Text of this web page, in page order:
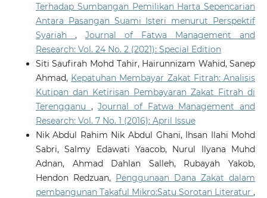
Terhadap Sumbangan Pemilikan Harta Sepencarian
Antara Pasangan Suami Isteri menurut Perspektif
Syariah , Journal of Fatwa Management and
Research: Vol. 24 No. 2 (2021): Special Edition
Siti Saufirah Mohd Tahir, Hairunnizam Wahid, Sanep
Ahmad, Kepatuhan Membayar Zakat Fitrah: Analisis
Kutipan dan Ketirisan Pembayaran Zakat Fitrah di
Terengganu ,Journal of Fatwa Management and
Research: Vol. 7 No. 1 (2016): April Issue
Nik Abdul Rahim Nik Abdul Ghani, Ihsan Ilahi Mohd
Sabri, Salmy Edawati Yaacob, Nurul Ilyana Muhd
Adnan, Ahmad Dahlan Salleh, Rubayah Yakob,
Hendon Redzuan, Penggunaan Dana Zakat dalam
pembangunan Takaful Mikro:Satu Sorotan Literatur,